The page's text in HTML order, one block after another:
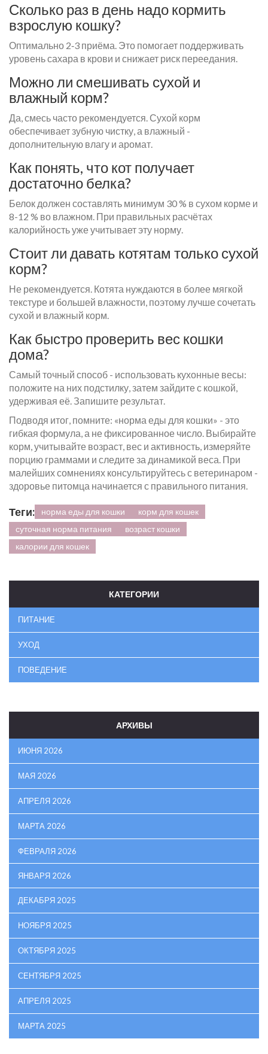
Сколько раз в день надо кормить
взрослую кошку?
Оптимально 2‑3 приёма. Это помогает поддерживать
уровень сахара в крови и снижает риск переедания.
Можно ли смешивать сухой и
влажный корм?
Да, смесь часто рекомендуется. Сухой корм
обеспечивает зубную чистку, а влажный -
дополнительную влагу и аромат.
Как понять, что кот получает
достаточно белка?
Белок должен составлять минимум 30 % в сухом корме и
8-12 % во влажном. При правильных расчётах
калорийность уже учитывает эту норму.
Стоит ли давать котятам только сухой
корм?
Не рекомендуется. Котята нуждаются в более мягкой
текстуре и большей влажности, поэтому лучше сочетать
сухой и влажный корм.
Как быстро проверить вес кошки
дома?
Самый точный способ - использовать кухонные весы:
положите на них подстилку, затем зайдите с кошкой,
удерживая её. Запишите результат.
Подводя итог, помните: «норма еды для кошки» - это
гибкая формула, а не фиксированное число. Выбирайте
корм, учитывайте возраст, вес и активность, измеряйте
порцию граммами и следите за динамикой веса. При
малейших сомнениях консультируйтесь с ветеринаром -
здоровье питомца начинается с правильного питания.
Теги: норма еды для кошки
корм для кошек
суточная норма питания
возраст кошки
калории для кошек
КАТЕГОРИИ
ПИТАНИЕ
УХОД
ПОВЕДЕНИЕ
АРХИВЫ
ИЮНЯ 2026
МАЯ 2026
АПРЕЛЯ 2026
МАРТА 2026
ФЕВРАЛЯ 2026
ЯНВАРЯ 2026
ДЕКАБРЯ 2025
НОЯБРЯ 2025
ОКТЯБРЯ 2025
СЕНТЯБРЯ 2025
АПРЕЛЯ 2025
МАРТА 2025